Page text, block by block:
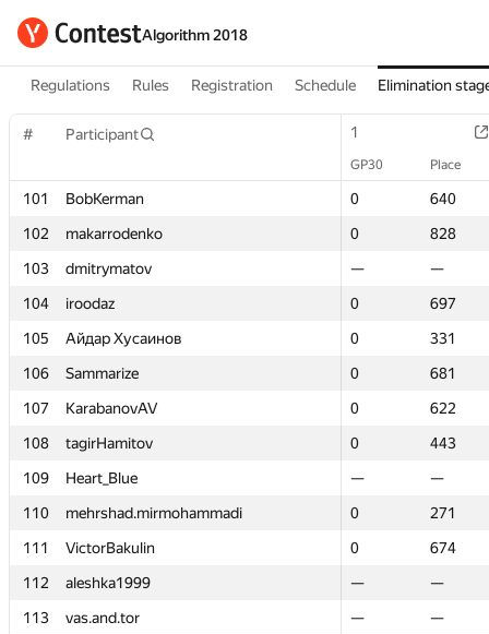
Algorithm 2018
Regulations Rules Registration Schedule Elimination
# Participant 1
GP30 Place
101 BobKerman 0
640
102
makarrodenko 0
828
103
dmitrymatov —
—
104
iroodaz 0
697
105
Айдар Хусаинов 0
331
106
Sammarize 0
681
107
KarabanovAV 0
622
108
tagirHamitov 0
443
109
Heart_Blue —
—
110
mehrshad.mirmohammadi 0
271
111
VictorBakulin 0
674
112
aleshka1999 —
—
113
vas.and.tor —
—
# Participant 1
GP30 Place
101 BobKerman 0
640
102
makarrodenko 0
828
103
dmitrymatov —
—
104
iroodaz 0
697
105
Айдар Хусаинов 0
331
106
Sammarize 0
681
107
KarabanovAV 0
622
108
tagirHamitov 0
443
109
Heart_Blue —
—
110
mehrshad.mirmohammadi 0
271
111
VictorBakulin 0
674
112
aleshka1999 —
—
113
vas.and.tor —
—